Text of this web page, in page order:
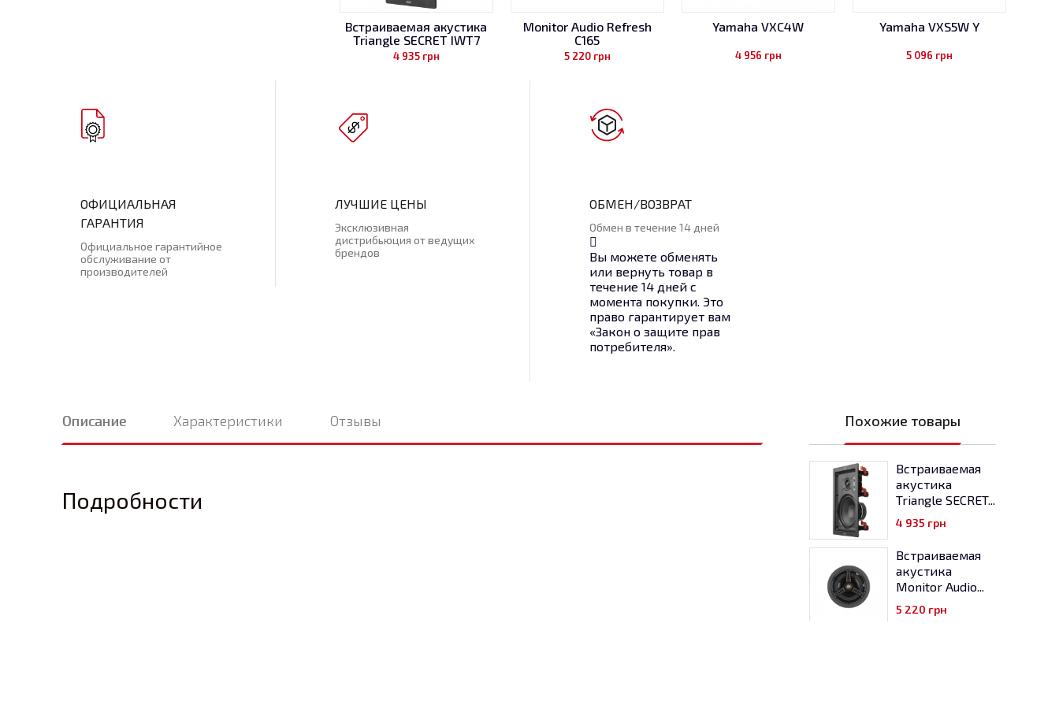
Встраиваемая акустика
Triangle SECRET IWT7
4 935 грн
Monitor Audio Refresh
C165
5 220 грн
Yamaha VXC4W
4 956 грн
Yamaha VXS5W Y
5 096 грн
ОФИЦИАЛЬНАЯ
ГАРАНТИЯ
Официальное гарантийное
обслуживание от
производителей
ЛУЧШИЕ ЦЕНЫ
Эксклюзивная
дистрибьюция от ведущих
брендов
ОБМЕН/ВОЗВРАТ
Обмен в течение 14 дней
Вы можете обменять
или вернуть товар в
течение 14 дней с
момента покупки. Это
право гарантирует вам
«Закон о защите прав
потребителя».
Описание Характеристики Отзывы
Подробности
Похожие товары
Встраиваемая
акустика
Triangle SECRET...
4 935 грн
Встраиваемая
акустика
Monitor Audio...
5 220 грн